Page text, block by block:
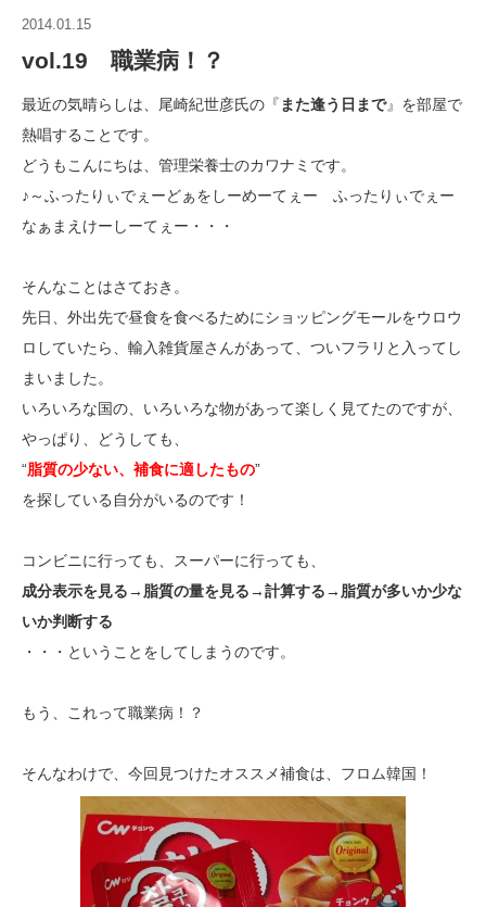
2014.01.15
vol.19 職業病！？
最近の気晴らしは、尾崎紀世彦氏の『 また逢う日まで』を部屋で
熱唱することです。
どうもこんにちは、管理栄養士のカワナミです。
♪～ふったりぃでぇーどぁをしーめーてぇー ふったりぃでぇー
なぁまえけーしーてぇー・・・
そんなことはさておき。
先日、外出先で昼食を食べるためにショッピングモールをウロウ
ロしていたら、輸入雑貨屋さんがあって、ついフラリと入ってし
まいました。
いろいろな国の、いろいろな物があって楽しく見てたのですが、
やっぱり、どうしても、
“脂質の少ない、補食に適したもの”
を探している自分がいるのです！
コンビニに行っても、スーパーに行っても、
成分表示を見る→脂質の量を見る→計算する→脂質が多いか少な
いか判断する
・・・ということをしてしまうのです。
もう、これって職業病！？
そんなわけで、今回見つけたオススメ補食は、フロム韓国！